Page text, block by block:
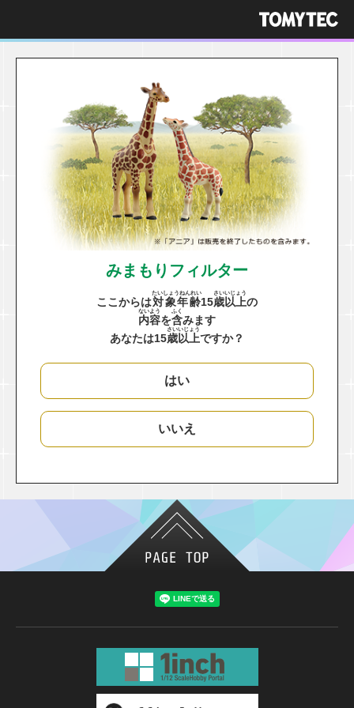
みまもりフィルター
ここからは対象年齢
たいしょうねんれい
15歳
さい
以上
いじょう
の
内容
ないよう
を含
ふく
みます
あなたは15歳
さい
以上
いじょう
ですか？
はい
いいえ